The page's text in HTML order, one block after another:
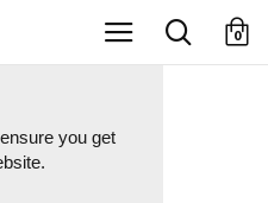
you get
X
0